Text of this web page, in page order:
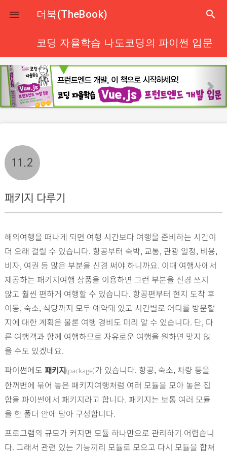
close
 더북(TheBook) search
코딩 자율학습 나도코딩의 파이썬 입문
p
r
e
o
u
e
x
11.2
패키지 다루기
해외여행을 떠나게 되면 여행 시간보다 여행을 준비하는 시간이
더 오래 걸릴 수 있습니다. 항공부터 숙박, 교통, 관광 일정, 비용,
비자, 여권 등 많은 부분을 신경 써야 하니까요. 이때 여행사에서
제공하는 패키지여행 상품을 이용하면 그런 부분을 신경 쓰지
않고 훨씬 편하게 여행할 수 있습니다. 항공편부터 현지 도착 후
이동, 숙소, 식당까지 모두 예약돼 있고 시간별로 어디를 방문할
지에 대한 계획은 물론 여행 경비도 미리 알 수 있습니다. 단, 다
른 여행객과 함께 여행하므로 자유로운 여행을 원하면 맞지 않
을 수도 있겠네요.
파이썬에도 패키지 (package)가 있습니다. 항공, 숙소, 차량 등을
한꺼번에 묶어 놓은 패키지여행처럼 여러 모듈을 모아 놓은 집
합을 파이썬에서 패키지라고 합니다. 패키지는 보통 여러 모듈
을 한 폴더 안에 담아 구성합니다.
프로그램의 규모가 커지면 모듈 하나만으로 관리하기 어렵습니
다. 그래서 관련 있는 기능끼리 모듈로 모으고 다시 모듈을 합쳐